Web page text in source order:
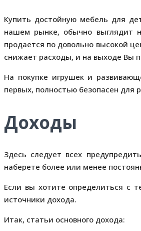
Купить достойную мебель для
нашем рынке, обычно выглядит
продается по довольно высокой
снижает расходы, и на выходе Вы
На покупке игрушек и
первых, полностью безопасен для
Доходы
Здесь следует всех
наберете более или менее
Если вы хотите определиться с
источники дохода.
Итак, статьи основного дохода: